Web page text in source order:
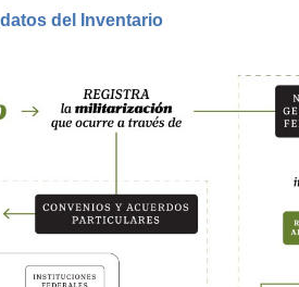
del Inventario